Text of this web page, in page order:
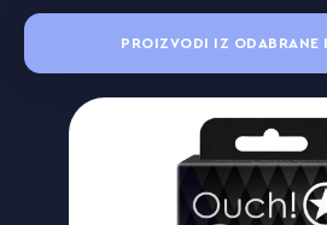
PROIZVODI IZ ODABRANE